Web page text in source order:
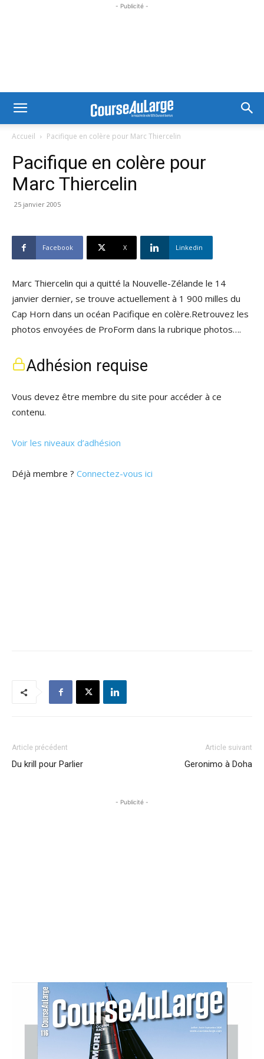
- Publicité -
Accueil Pacifique en colère pour Marc Thiercelin
Pacifique en colère pour
Marc Thiercelin
25 janvier 2005
Facebook X Linkedin
Marc Thiercelin qui a quitté la Nouvelle-Zélande le 14
janvier dernier, se trouve actuellement à 1 900 milles du
Cap Horn dans un océan Pacifique en colère.Retrouvez les
photos envoyées de ProForm dans la rubrique photos….
Adhésion requise
Vous devez être membre du site pour accéder à ce
contenu.
Voir les niveaux d’adhésion
Déjà membre ? Connectez-vous ici
Article précédent
Du krill pour Parlier
Article suivant
Geronimo à Doha
- Publicité -